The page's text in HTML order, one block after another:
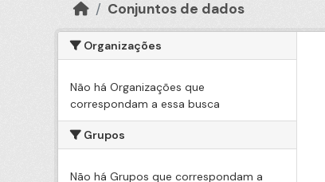
Conjuntos de dados
Organizações
Não há Organizações que
correspondam a essa busca
Grupos
Não há Grupos que correspondam a